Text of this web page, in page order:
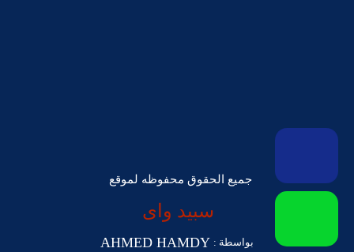
جميع الحقوق محفوظه لموقع
سبيد واى
بواسطة : AHMED HAMDY